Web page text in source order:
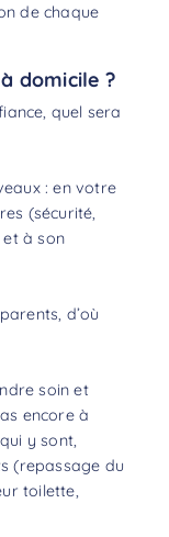
de chaque
domicile ?
quel sera
: en votre
(sécurité,
et à son
d’où
soin et
encore à
y sont,
(repassage du
toilette,